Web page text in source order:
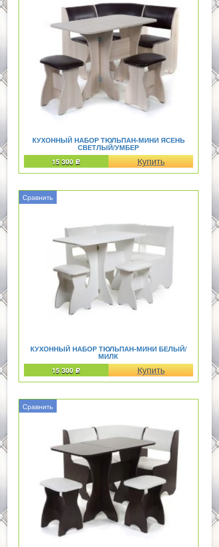
КУХОННЫЙ НАБОР ТЮЛЬПАН-МИНИ ЯСЕНЬ
СВЕТЛЫЙ/УМБЕР
15 300 Р
КУХОННЫЙ НАБОР ТЮЛЬПАН-МИНИ БЕЛЫЙ/
МИЛК
15 300 Р
Сравнить
Сравнить